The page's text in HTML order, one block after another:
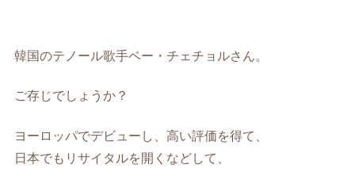
韓国のテノール歌手ベー・チェチョルさん。
ご存じでしょうか？
ヨーロッパでデビューし、高い評価を得て、
日本でもリサイタルを開くなどして、